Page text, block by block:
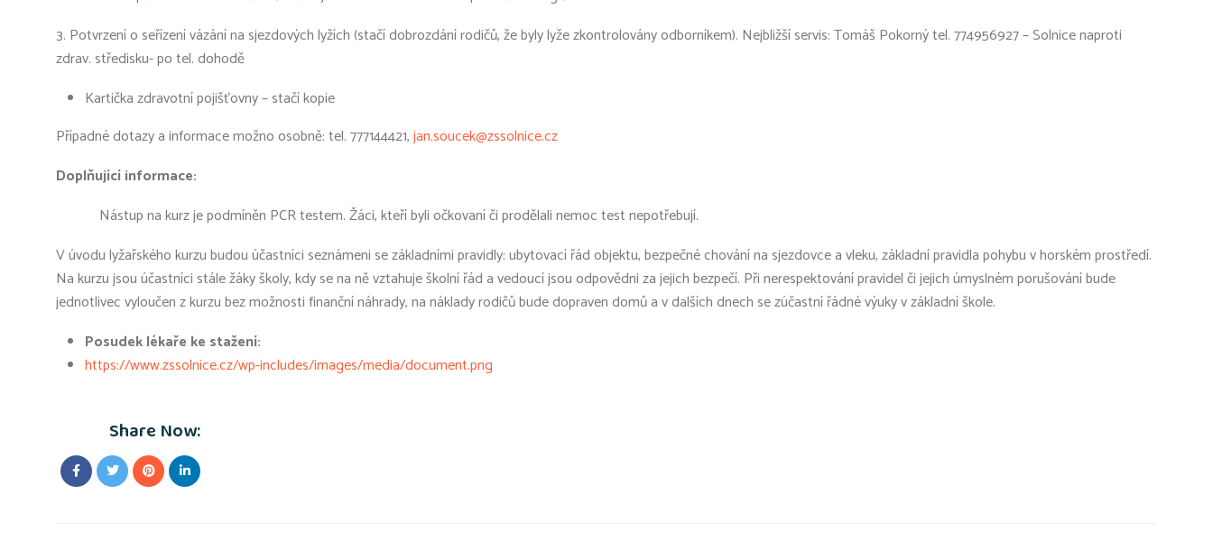
3. Potvrzení o seřízení vázání na sjezdových lyžích (stačí dobrozdání rodičů, že byly lyže zkontrolovány odborníkem). Nejbližší servis: Tomáš Pokorný tel. 774956927 – Solnice naproti
zdrav. středisku- po tel. dohodě
Kartička zdravotní pojišťovny – stačí kopie
Případné dotazy a informace možno osobně: tel. 777144421,jan.soucek@zssolnice.cz
Doplňující informace:
Nástup na kurz je podmíněn PCR testem. Žáci, kteří byli očkovaní či prodělali nemoc test nepotřebují.
V úvodu lyžařského kurzu budou účastníci seznámeni se základními pravidly: ubytovací řád objektu, bezpečné chování na sjezdovce a vleku, základní pravidla pohybu v horském prostředí.
Na kurzu jsou účastníci stále žáky školy, kdy se na ně vztahuje školní řád a vedoucí jsou odpovědni za jejich bezpečí. Při nerespektování pravidel či jejich úmyslném porušování bude
jednotlivec vyloučen z kurzu bez možnosti finanční náhrady, na náklady rodičů bude dopraven domů a v dalších dnech se zúčastní řádné výuky v základní škole.
Posudek lékaře ke stažení:
https://www.zssolnice.cz/wp-includes/images/media/document.png
Share Now: